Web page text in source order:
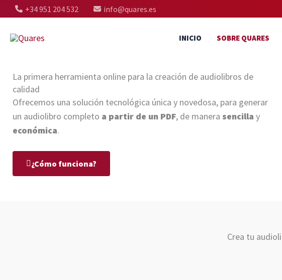
al
contenido
+34 951 204 532 info@quares.es
INICIO SOBRE QUARES
La primera herramienta online para la creación de audiolibros de
calidad
Ofrecemos una solución tecnológica única y novedosa, para generar
un audiolibro completo a partir de un PDF, de manera sencilla y
económica.
¿Cómo funciona?
Crea tu